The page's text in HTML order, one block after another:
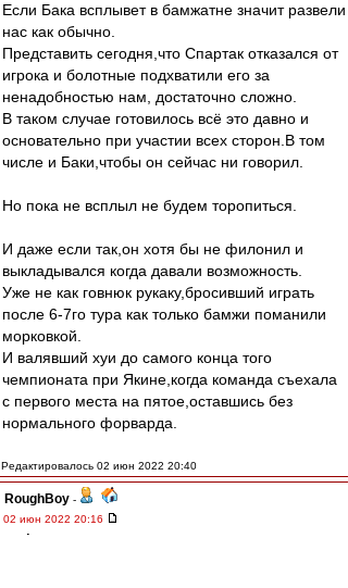
Если Бака всплывет в бамжатне значит развели
нас как обычно.
Представить сегодня,что Спартак отказался от
игрока и болотные подхватили его за
ненадобностью нам, достаточно сложно.
В таком случае готовилось всё это давно и
основательно при участии всех сторон.В том
числе и Баки,чтобы он сейчас ни говорил.
Но пока не всплыл не будем торопиться.
И даже если так,он хотя бы не филонил и
выкладывался когда давали возможность.
Уже не как говнюк рукаку,бросивший играть
после 6-7го тура как только бамжи поманили
морковкой.
И валявший хуи до самого конца того
чемпионата при Якине,когда команда съехала
с первого места на пятое,оставшись без
нормального форварда.
Редактировалось 02 июн 2022 20:40
RoughBoy -
02 июн 2022 20:16
Σπάρτακος